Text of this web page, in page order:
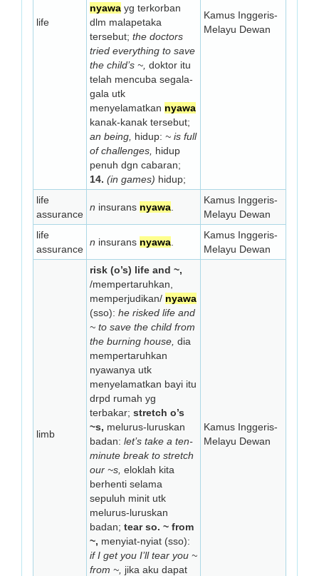
life
nyawa yg terkorban
dlm malapetaka
tersebut; the doctors
tried everything to save
the child’s ~, doktor itu
telah mencuba segala-
gala utk
menyelamatkan nyawa
kanak-kanak tersebut;
an being, hidup: ~ is full
of challenges, hidup
penuh dgn cabaran;
14. (in games) hidup;
Kamus Inggeris-
Melayu Dewan
life
assurance
n insurans nyawa
Kamus Inggeris-
Melayu Dewan
life
assurance
n insurans nyawa
Kamus Inggeris-
Melayu Dewan
limb
risk (o’s) life and ~,
/mempertaruhkan,
memperjudikan/ nyawa
(sso): he risked life and
~ to save the child from
the burning house, dia
mempertaruhkan
nyawanya utk
menyelamatkan bayi itu
drpd rumah yg
terbakar; stretch o’s
~s, melurus-luruskan
badan: let’s take a ten-
minute break to stretch
our ~s, eloklah kita
berhenti selama
sepuluh minit utk
melurus-luruskan
badan; tear so. ~ from
~, menyiat-nyiat (sso):
if I get you I’ll tear you ~
from ~, jika aku dapat
Kamus Inggeris-
Melayu Dewan